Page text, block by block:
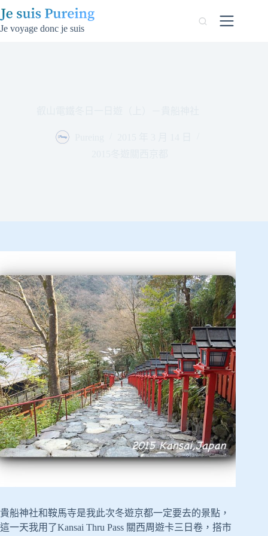
跳
至
Je voyage donc je suis
貴船神社和鞍馬寺是我此次冬遊京都一定要去的景點，
這一天我用了Kansai Thru Pass 關西周遊卡三日卷，搭市